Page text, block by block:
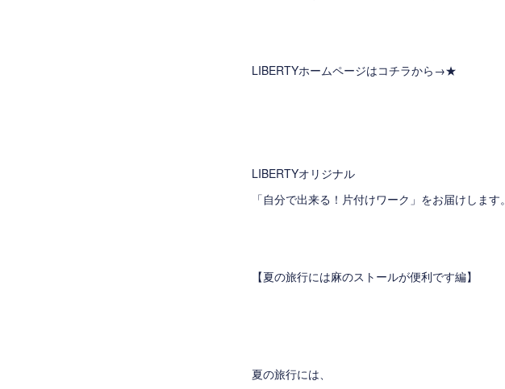
LIBERTYホームページはコチラから→★
LIBERTYオリジナル
「自分で出来る！片付けワーク」をお届けします。
【夏の旅行には麻のストールが便利です編】
夏の旅行には、